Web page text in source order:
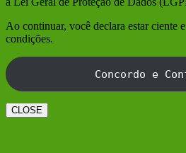
Ao continuar, você declara estar ciente
condições.
Concordo e
CLOSE